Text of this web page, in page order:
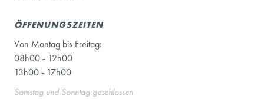
ÖFFENUNGSZEITEN
Von Montag bis Freitag:
08h00 - 12h00
13h00 - 17h00
Samstag und Sonntag geschlossen